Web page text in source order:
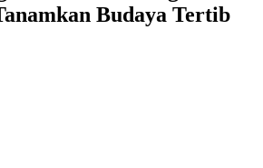
Budaya Tertib